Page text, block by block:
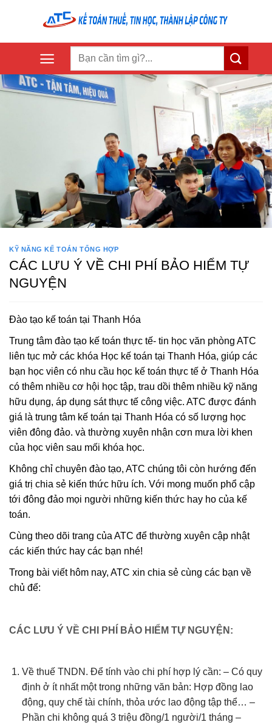
KỸ NĂNG KẾ TOÁN TỔNG HỢP
CÁC LƯU Ý VỀ CHI PHÍ BẢO HIỂM TỰ
NGUYỆN
Đào tạo kế toán tại Thanh Hóa
Trung tâm đào tạo kế toán thực tế- tin học văn phòng ATC
liên tục mở các khóa Học kế toán tại Thanh Hóa, giúp các
bạn học viên có nhu cầu học kế toán thực tế ở Thanh Hóa
có thêm nhiều cơ hội học tập, trau dồi thêm nhiều kỹ năng
hữu dụng, áp dụng sát thực tế công việc. ATC được đánh
giá là trung tâm kế toán tại Thanh Hóa có số lượng học
viên đông đảo. và thường xuyên nhận cơn mưa lời khen
của học viên sau mối khóa học.
Không chỉ chuyên đào tạo, ATC chúng tôi còn hướng đến
giá trị chia sẻ kiến thức hữu ích. Với mong muốn phổ cập
tới đông đảo mọi người những kiến thức hay ho của kế
toán.
Cùng theo dõi trang của ATC để thường xuyên cập nhật
các kiến thức hay các bạn nhé!
Trong bài viết hôm nay, ATC xin chia sẻ cùng các bạn về
chủ để:
CÁC LƯU Ý VỀ CHI PHÍ BẢO HIỂM TỰ NGUYỆN:
Về thuế TNDN. Để tính vào chi phí hợp lý cần: – Có quy
định ở ít nhất một trong những văn bản: Hợp đồng lao
động, quy chế tài chính, thỏa ước lao động tập thể… –
Phần chi không quá 3 triệu đồng/1 người/1 tháng –